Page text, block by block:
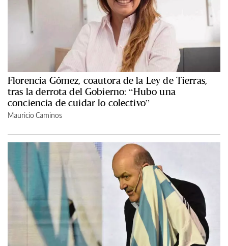
Florencia Gómez, coautora de la Ley de Tierras,
tras la derrota del Gobierno: “Hubo una
conciencia de cuidar lo colectivo”
Mauricio Caminos